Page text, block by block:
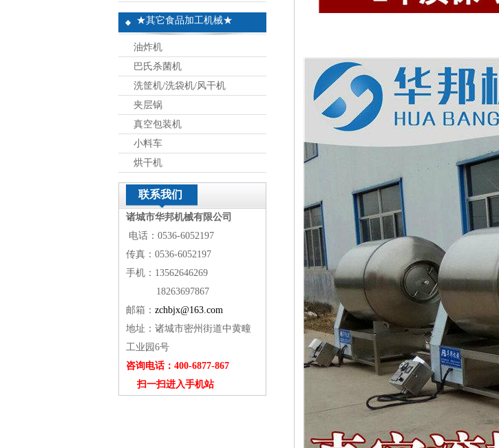
★其它食品加工机械★
油炸机
巴氏杀菌机
洗筐机/洗袋机/风干机
夹层锅
真空包装机
小料车
烘干机
联系我们
诸城市华邦机械有限公司
电话：0536-6052197
传真：0536-6052197
手机：13562646269
18263697867
邮箱： zchbjx@163.com
地址：诸城市密州街道中黄疃
工业园6号
咨询电话：400-6877-867
扫一扫进入手机站